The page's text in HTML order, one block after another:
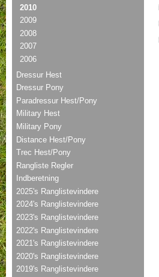
2010
2009
2008
2007
2006
Dressur Hest
Dressur Pony
Paradressur Hest/Pony
Military Hest
Military Pony
Distance Hest/Pony
Trec Hest/Pony
Rangliste Regler
Indberetning
2025's Ranglistevindere
2024's Ranglistevindere
2023's Ranglistevindere
2022's Ranglistevindere
2021's Ranglistevindere
2020's Ranglistevindere
2019's Ranglistevindere